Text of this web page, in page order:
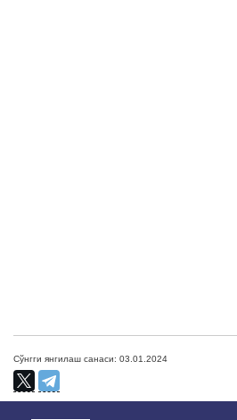
Сўнгги янгилаш санаси: 03.01.2024